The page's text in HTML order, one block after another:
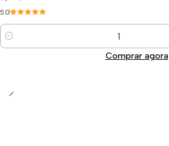
5.0
Quantidade
Comprar agora